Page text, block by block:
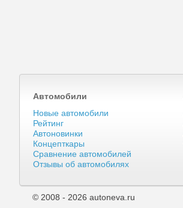
Автомобили
Новые автомобили
Рейтинг
Автоновинки
Концепткары
Сравнение автомобилей
Отзывы об автомобилях
© 2008 - 2026 autoneva.ru